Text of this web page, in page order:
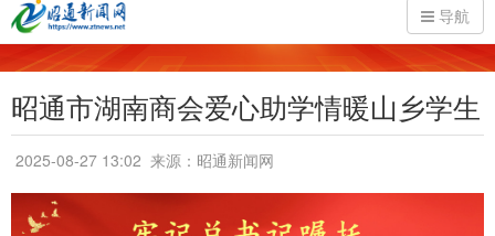
导航
昭通市湖南商会爱心助学情暖山乡学生
2025-08-27 13:02 来源：昭通新闻网